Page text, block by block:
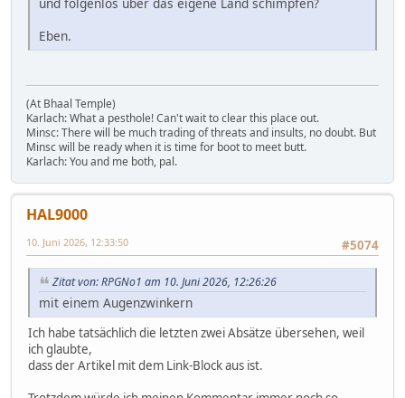
und folgenlos über das eigene Land schimpfen?
Eben.
(At Bhaal Temple)
Karlach: What a pesthole! Can't wait to clear this place out.
Minsc: There will be much trading of threats and insults, no doubt. But
Minsc will be ready when it is time for boot to meet butt.
Karlach: You and me both, pal.
HAL9000
#5074
10. Juni 2026, 12:33:50
Zitat von: RPGNo1 am 10. Juni 2026, 12:26:26
mit einem Augenzwinkern
Ich habe tatsächlich die letzten zwei Absätze übersehen, weil
ich glaubte,
dass der Artikel mit dem Link-Block aus ist.